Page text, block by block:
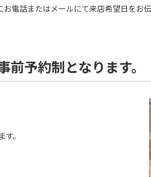
電話またはメールにて来店希望日をお
予約制となります。
。